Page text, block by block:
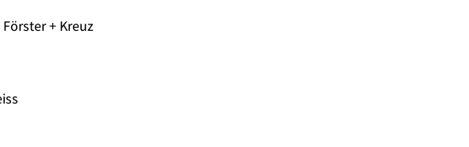
+ Kreuz